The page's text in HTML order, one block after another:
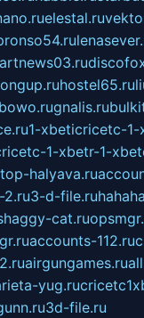
elestal.ru
hostel65.ru
gnalis.ru
1-xbeticricetc-
1-xbetr-1-
top-halyava.ru
3-d-file.ru
cat.ru
accounts-112.ru
airgungames.ru
yug.ru
3d-file.ru